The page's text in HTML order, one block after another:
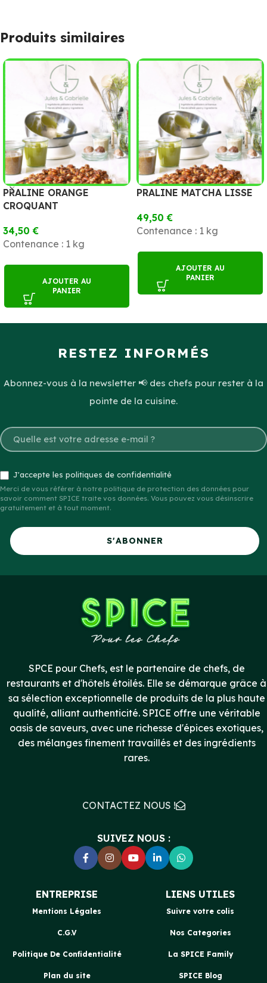
Produits similaires
PRALINE ORANGE
CROQUANT
34,50€
Contenance : 1 kg
AJOUTER AU
PANIER
PRALINE MATCHA LISSE
49,50€
Contenance : 1 kg
AJOUTER AU
PANIER
RESTEZ INFORMÉS
Abonnez-vous à la newsletter 📢 des chefs pour rester à la
pointe de la cuisine.
J'accepte les politiques de confidentialité
Merci de vous référer à notre politique de protection des données pour
savoir comment SPICE traite vos données. Vous pouvez vous désinscrire
gratuitement et à tout moment.
S'ABONNER
SPCE pour Chefs, est le partenaire de chefs, de
restaurants et d'hôtels étoilés. Elle se démarque grâce à
sa sélection exceptionnelle de produits de la plus haute
qualité, alliant authenticité. SPICE offre une véritable
oasis de saveurs, avec une richesse d'épices exotiques,
des mélanges finement travaillés et des ingrédients
rares.
CONTACTEZ NOUS !
SUIVEZ NOUS :
ENTREPRISE
Mentions Légales
C.G.V
Politique De Confidentialité
Plan du site
LIENS UTILES
Suivre votre colis
Nos Categories
La SPICE Family
SPICE Blog